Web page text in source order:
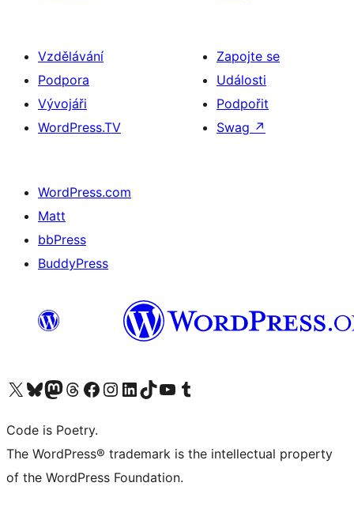
Vzdělávání
Podpora
Vývojáři
WordPress.TV
Zapojte se
Události
Podpořit
Swag ↗
WordPress.com
Matt
bbPress
BuddyPress
Navštivte náš účet na X (dříve Twitter)
Navštivte náš Bluesky účetNavštivte náš účet Mastodon
Navštivte náš Threads účetNavštivte naši stránku na Facebooku
Navštivte náš Instagram účetNavštivte náš LinkedIn účetNavštivte náš TikTok účetNavštivte náš YouTube kanálNavštivte náš Tumblr účet
Code is Poetry.
The WordPress® trademark is the intellectual property
of the WordPress Foundation.